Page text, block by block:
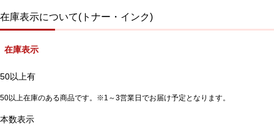
在庫表示について(トナー・インク)
在庫表示
50以上有
50以上在庫のある商品です。※1～3営業日でお届け予定となります。
本数表示